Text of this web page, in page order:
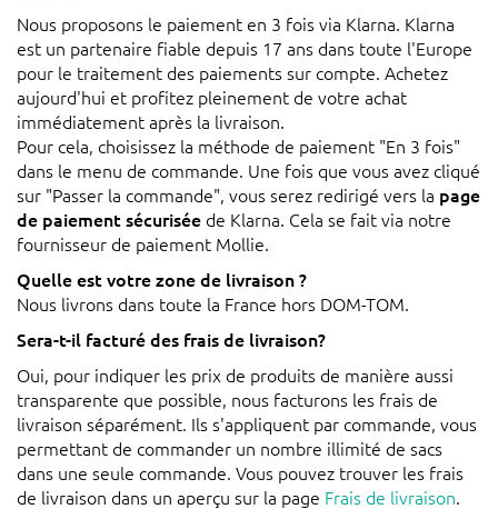
Nous proposons le paiement en 3 fois via Klarna. Klarna
est un partenaire fiable depuis 17 ans dans toute l'Europe
pour le traitement des paiements sur compte. Achetez
aujourd'hui et profitez pleinement de votre achat
immédiatement après la livraison.
Pour cela, choisissez la méthode de paiement "En 3 fois"
dans le menu de commande. Une fois que vous avez cliqué
sur "Passer la commande", vous serez redirigé vers la page
de paiement sécurisée de Klarna. Cela se fait via notre
fournisseur de paiement Mollie.
Quelle est votre zone de livraison ?
Nous livrons dans toute la France hors DOM-TOM.
Sera-t-il facturé des frais de livraison?
Oui, pour indiquer les prix de produits de manière aussi
transparente que possible, nous facturons les frais de
livraison séparément. Ils s'appliquent par commande, vous
permettant de commander un nombre illimité de sacs
dans une seule commande. Vous pouvez trouver les frais
de livraison dans un aperçu sur la page Frais de livraison.